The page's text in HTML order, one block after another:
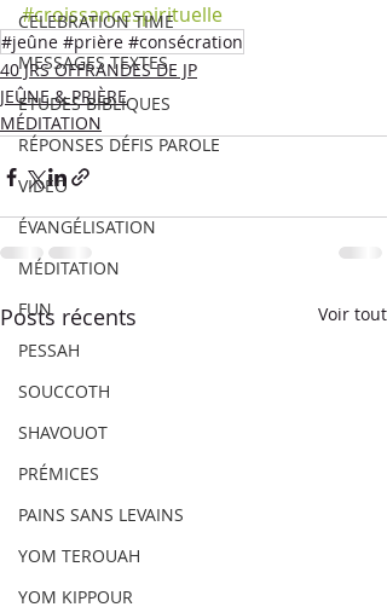
CELEBRATION TIME
MESSAGES TEXTES
ETUDES BIBLIQUES
RÉPONSES DÉFIS PAROLE
VIDÉO
ÉVANGÉLISATION
MÉDITATION
FUN
PESSAH
SOUCCOTH
SHAVOUOT
PRÉMICES
PAINS SANS LEVAINS
YOM TEROUAH
YOM KIPPOUR
#croissancespirituelle
#jeûne #prière #consécration
40 JRS OFFRANDES DE JP
JEÛNE & PRIÈRE
MÉDITATION
Posts récents Voir tout